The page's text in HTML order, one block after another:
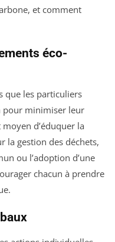
et comment
éco-
que les particuliers
pour minimiser leur
d’éduquer la
la gestion des déchets,
ou l’adoption d’une
chacun à prendre